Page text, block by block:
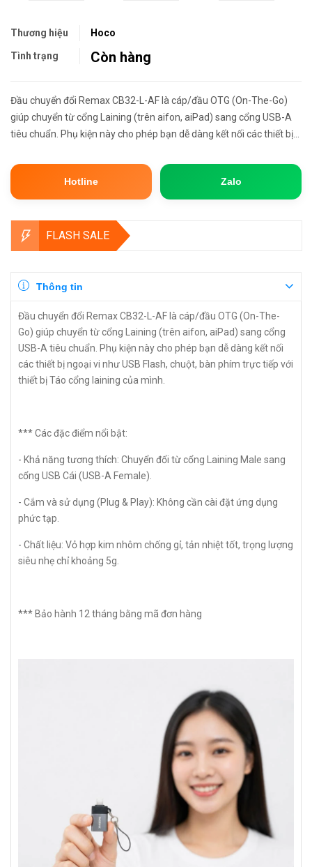
Thương hiệu Hoco
Tình trạng Còn hàng
Đầu chuyển đổi Remax CB32-L-AF là cáp/đầu OTG (On-The-Go)
giúp chuyển từ cổng Laining (trên aifon, aiPad) sang cổng USB-A
tiêu chuẩn. Phụ kiện này cho phép bạn dễ dàng kết nối các thiết bị
Hotline Zalo
FLASH SALE
Thông tin
Đầu chuyển đổi Remax CB32-L-AF là cáp/đầu OTG (On-The-
Go) giúp chuyển từ cổng Laining (trên aifon, aiPad) sang cổng
USB-A tiêu chuẩn. Phụ kiện này cho phép bạn dễ dàng kết nối
các thiết bị ngoại vi như USB Flash, chuột, bàn phím trực tiếp với
thiết bị Táo cổng laining của mình.
*** Các đặc điểm nổi bật:
- Khả năng tương thích: Chuyển đổi từ cổng Laining Male sang
cổng USB Cái (USB-A Female).
- Cắm và sử dụng (Plug & Play): Không cần cài đặt ứng dụng
phức tạp.
- Chất liệu: Vỏ hợp kim nhôm chống gỉ, tản nhiệt tốt, trọng lượng
siêu nhẹ chỉ khoảng 5g.
*** Bảo hành 12 tháng bằng mã đơn hàng